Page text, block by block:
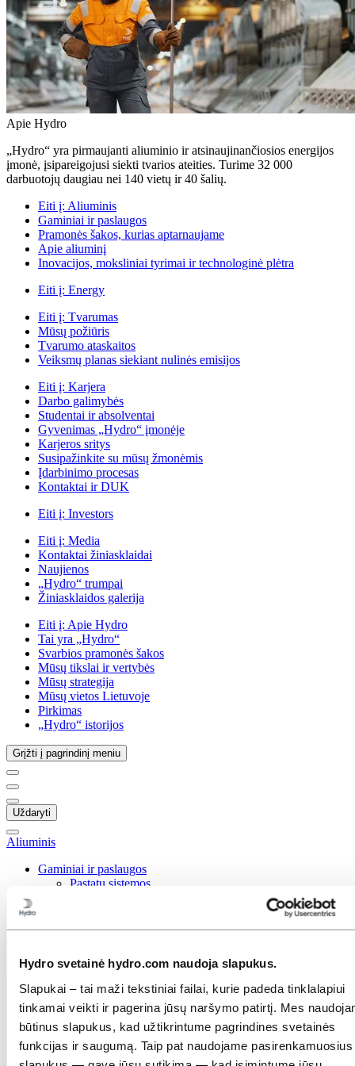
Hydro svetainė hydro.com naudoja slapukus.
Slapukai – tai maži tekstiniai failai, kurie padeda tinklalapiui
tinkamai veikti ir pagerina jūsų naršymo patirtį. Mes
būtinus slapukus, kad užtikrintume pagrindines svetainės
funkcijas ir saugumą. Taip pat naudojame pasirenkamuosius
Apie Hydro
„Hydro“ yra pirmaujanti aliuminio ir atsinaujinančiosios energijos
įmonė, įsipareigojusi siekti tvarios ateities. Turime 32 000
darbuotojų daugiau nei 140 vietų ir 40 šalių.
Eiti į: Aliuminis
Gaminiai ir paslaugos
Pramonės šakos, kurias aptarnaujame
Apie aliuminį
Inovacijos, moksliniai tyrimai ir technologinė plėtra
Eiti į: Energy
Eiti į: Tvarumas
Mūsų požiūris
Tvarumo ataskaitos
Veiksmų planas siekiant nulinės emisijos
Eiti į: Karjera
Darbo galimybės
Studentai ir absolventai
Gyvenimas „Hydro“ įmonėje
Karjeros sritys
Susipažinkite su mūsų žmonėmis
Įdarbinimo procesas
Kontaktai ir DUK
Eiti į: Investors
Eiti į: Media
Kontaktai žiniasklaidai
Naujienos
„Hydro“ trumpai
Žiniasklaidos galerija
Eiti į: Apie Hydro
Tai yra „Hydro“
Svarbios pramonės šakos
Mūsų tikslai ir vertybės
Mūsų strategija
Mūsų vietos Lietuvoje
Pirkimas
„Hydro“ istorijos
Grįžti į pagrindinį meniu
Uždaryti
Aliuminis
Gaminiai ir paslaugos
Pastatų sistemos
Mažo anglies dioksido pėdsako ir perdirbtas aliuminis
Preciziniai vamzdžiai
Apšvietimo stulpai
Šviesoforų stulpai
Saugieji stulpai
Išmanieji stulpai
Stulpai su saulės energijos įranga
Geležinkelių stulpai
Liejimo produktai